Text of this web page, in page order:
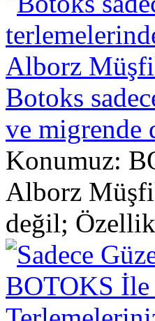
Botoks
ve migrende
Konumuz:
Alborz
değil;